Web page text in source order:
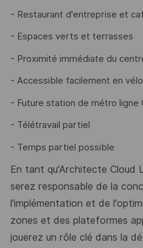
- Restaurant d'entreprise et
- Espaces verts et terrasses
- Proximité immédiate du
- Accessible facilement en
- Future station de métro ligne
- Télétravail partiel
- Temps partiel possible
En tant qu'Architecte Cloud
serez responsable de la
l'implémentation et de
zones et des plateformes
jouerez un rôle clé dans la